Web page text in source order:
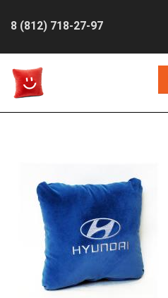
8 (812) 718-27-97